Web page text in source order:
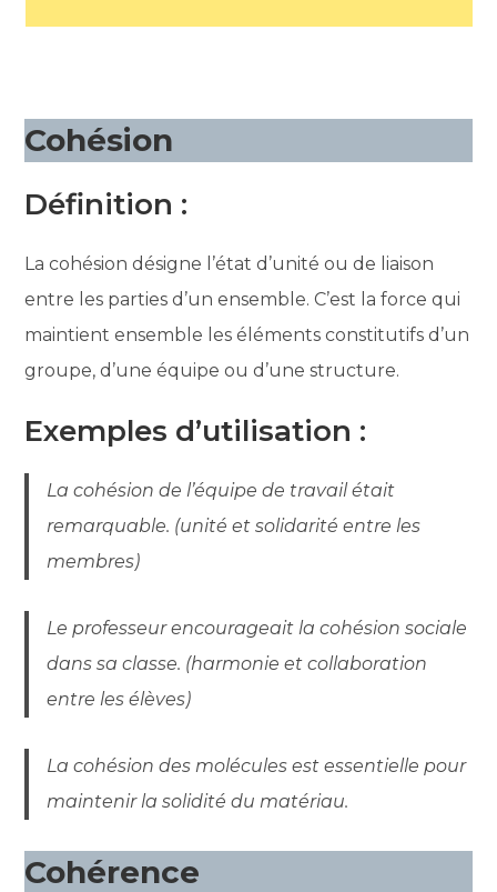
Cohésion
Définition :
La cohésion désigne l’état d’unité ou de liaison
entre les parties d’un ensemble. C’est la force qui
maintient ensemble les éléments constitutifs d’un
groupe, d’une équipe ou d’une structure.
Exemples d’utilisation :
La cohésion de l’équipe de travail était
remarquable. (unité et solidarité entre les
membres)
Le professeur encourageait la cohésion sociale
dans sa classe. (harmonie et collaboration
entre les élèves)
La cohésion des molécules est essentielle pour
maintenir la solidité du matériau.
Cohérence